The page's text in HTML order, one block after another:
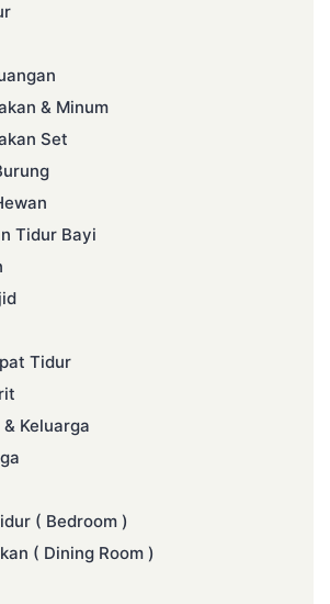
& Minum
Set
Tidur Bayi
Tidur
Keluarga
( Bedroom )
( Dining Room )